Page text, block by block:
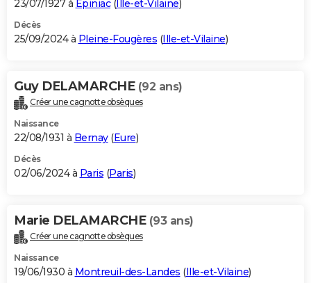
23/07/1927 à Epiniac( Ille-et-Vilaine)
Décès
25/09/2024 à Pleine-Fougères (Ille-et-Vilaine)
Guy DELAMARCHE (92 ans)
Créer une cagnotte obsèques
Naissance
22/08/1931 à Bernay(Eure)
Décès
02/06/2024 à Paris (Paris)
Marie DELAMARCHE (93 ans)
Créer une cagnotte obsèques
Naissance
19/06/1930 à Montreuil-des-Landes (Ille-et-Vilaine)